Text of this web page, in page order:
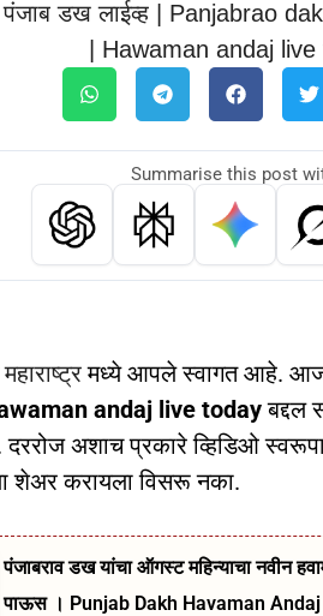
Summarise this post
मध्ये आपले स्वागत आहे.
andaj live todayबद्दल
दररोज अशाच प्रकारे व्हिडिओ
शेअर करायला विसरू नका.
पंजाबराव डख यांचा ऑगस्ट महिन्याचा नवीन
पाऊस । Punjab Dakh Havaman Andaj